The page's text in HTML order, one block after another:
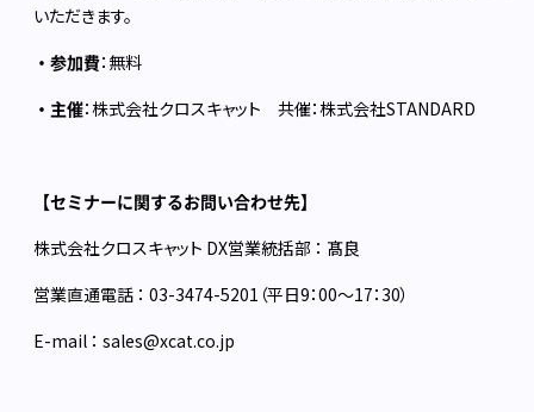
いただきます。
・参加費：無料
・主催：株式会社クロスキャット 共催：株式会社STANDARD
【セミナーに関するお問い合わせ先】
株式会社クロスキャット DX営業統括部 ： 髙良
営業直通電話 ： 03-3474-5201（平日9：00～17：30）
E-mail ： sales@xcat.co.jp